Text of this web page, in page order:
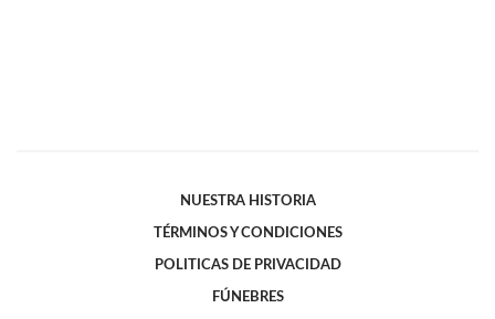
NUESTRA HISTORIA
TÉRMINOS Y CONDICIONES
POLITICAS DE PRIVACIDAD
FÚNEBRES